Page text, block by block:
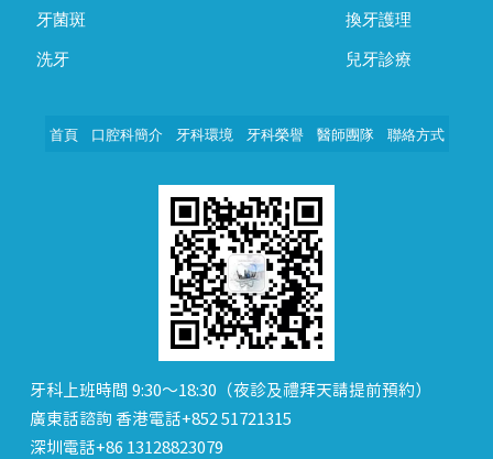
牙菌斑
洗牙
換牙護理
兒牙診療
首頁 口腔科簡介 牙科環境 牙科榮譽 醫師團隊 聯絡方式
牙科上班時間 9:30～18:30（夜診及禮拜天請提前預約）
廣東話諮詢 香港電話+852 51721315
深圳電話+86 13128823079